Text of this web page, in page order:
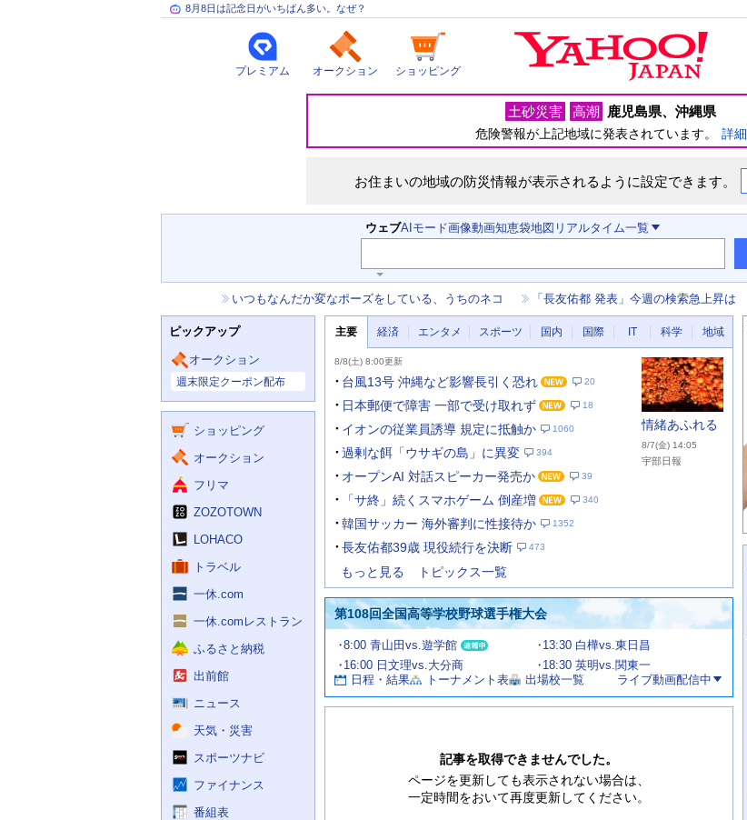
8月8日は記念日がいちばん多い。なぜ？
プレミアム オークション ショッピング
災
土砂災害 高潮 鹿児島県 沖縄県
危険警報が上記地域に発表されています。 詳細
お住まいの地域の防災情報が表示されるように設定できます。
検
索
ウェブAIモード画像動画知恵袋地図 リアルタイム一覧
ワ
ー
力
補
助
を
開
く
ら
せ
いつもなんだか変なポーズをしている、うちのネコ 「長友佑都 発表」今週の検索急上昇は
ピックアップ
オークション
週末限定クーポン配布
サ
ビ
ショッピング
オークション
フリマ
ZOZOTOWN
LOHACO
トラベル
一休.com
一休.comレストラン
ふるさと納税
出前館
ニュース
天気・災害
スポーツナビ
ファイナンス
番組表
ュ
ス
主要 経済 エンタメ スポーツ 国内 国際 IT 科学 地域
要
ニ
ー
8/8(土) 8:00更新
台風13号 沖縄など影響長引く恐れ 20
日本郵便で障害 一部で受け取れず 18
イオンの従業員誘導 規定に抵触か 1060
過剰な餌「ウサギの島」に異変 394
オープンAI 対話スピーカー発売か 39
「サ終」続くスマホゲーム 倒産増 340
韓国サッカー 海外審判に性接待か 1352
長友佑都39歳 現役続行を決断 473
情緒あふれる
8/7(金) 14:05
宇部日報
もっと見る トピックス一覧
第108回全国高等学校野球選手権大会
試
合
情
報
8:00 青山田vs.遊学館
13:30 白樺vs.東日昌
16:00 日文理vs.大分商
18:30 英明vs.関東一
日程・結果
トーナメント表 出場校一覧 ライブ動画配信中
お
す
記事を取得できませんでした。
ページを更新しても表示されない場合は、
一定時間をおいて再度更新してください。